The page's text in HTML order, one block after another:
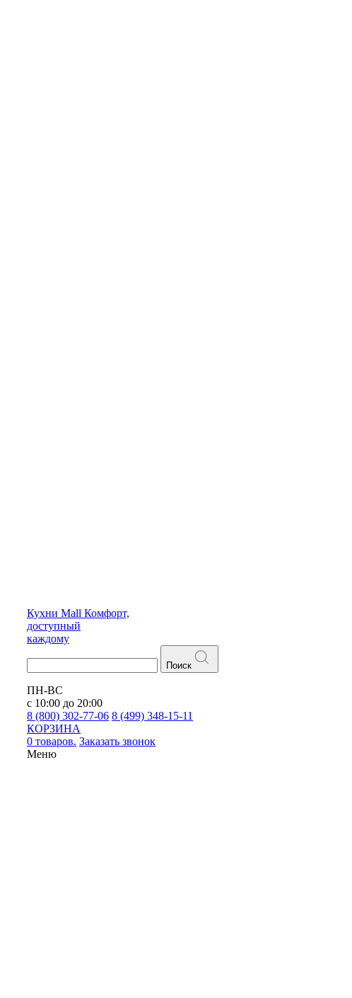
Кухни Mall Комфорт,
доступный
каждому
Поиск
ПН-ВС
с 10:00 до 20:00
8 (800) 302-77-06 8 (499) 348-15-11
КОРЗИНА
0 товаров. Заказать звонок
Меню